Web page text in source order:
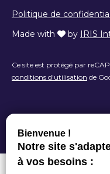
Politique de
Made with
by IRIS
Ce site est protégé par
conditions d'utilisation de